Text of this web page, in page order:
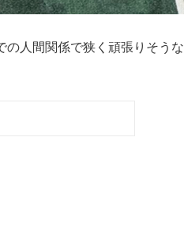
人間関係で狭く頑張りそうな